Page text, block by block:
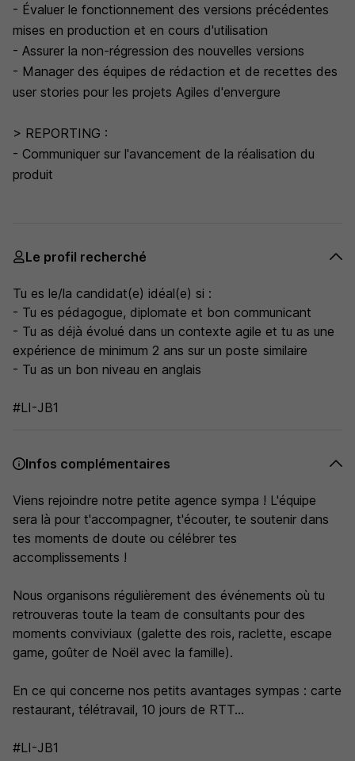
- Évaluer le fonctionnement des versions précédentes
mises en production et en cours d'utilisation
- Assurer la non-régression des nouvelles versions
- Manager des équipes de rédaction et de recettes des
user stories pour les projets Agiles d'envergure
> REPORTING :
- Communiquer sur l'avancement de la réalisation du
produit
Le profil recherché
Tu es le/la candidat(e) idéal(e) si :
- Tu es pédagogue, diplomate et bon communicant
- Tu as déjà évolué dans un contexte agile et tu as une
expérience de minimum 2 ans sur un poste similaire
- Tu as un bon niveau en anglais
#LI-JB1
Infos complémentaires
Viens rejoindre notre petite agence sympa ! L'équipe
sera là pour t'accompagner, t'écouter, te soutenir dans
tes moments de doute ou célébrer tes
accomplissements !
Nous organisons régulièrement des événements où tu
retrouveras toute la team de consultants pour des
moments conviviaux (galette des rois, raclette, escape
game, goûter de Noël avec la famille).
En ce qui concerne nos petits avantages sympas : carte
restaurant, télétravail, 10 jours de RTT...
#LI-JB1